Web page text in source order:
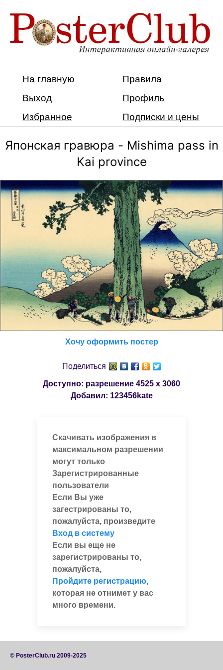
На главную
Правила
Выход
Профиль
Избранное
Подписки и цены
Японская гравюра - Mishima pass in
Kai province
Хочу оформить постер
Поделиться
Доступно: разрешение 4525 x 3060
Добавил: 123456kate
Скачивать изображения в
максимальном разрешении
могут только
Зарегистрированные
пользователи
Если Вы уже
загестрированы то,
пожалуйста, произведите
Вход в систему
Если вы еще не
зарегистрированы то,
пожалуйста,
Пройдите регистрацию,
которая не отнимет у вас
много времени.
© PosterClub.ru 2009-2025